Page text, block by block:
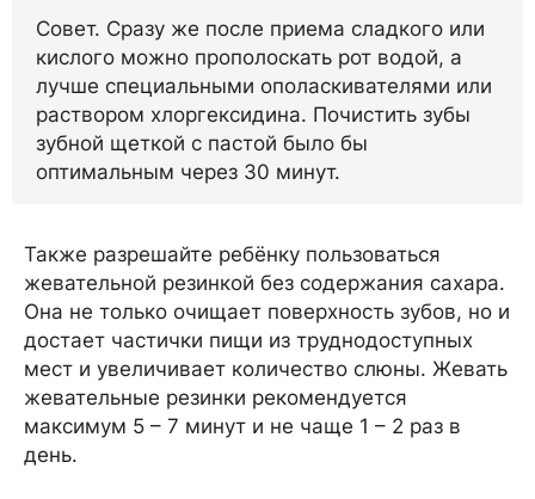
Совет. Сразу же после приема сладкого или
кислого можно прополоскать рот водой, а
лучше специальными ополаскивателями или
раствором хлоргексидина. Почистить зубы
зубной щеткой с пастой было бы
оптимальным через 30 минут.
Также разрешайте ребёнку пользоваться
жевательной резинкой без содержания сахара.
Она не только очищает поверхность зубов, но и
достает частички пищи из труднодоступных
мест и увеличивает количество слюны. Жевать
жевательные резинки рекомендуется
максимум 5 – 7 минут и не чаще 1 – 2 раз в
день.